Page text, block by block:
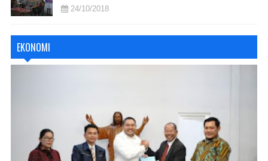
24/10/2018
EKONOMI